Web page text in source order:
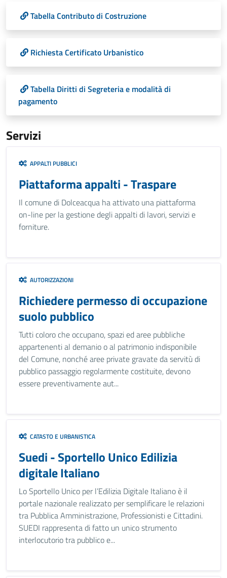
Tabella Contributo di Costruzione
Richiesta Certificato Urbanistico
Tabella Diritti di Segreteria e modalità di
pagamento
Servizi
APPALTI PUBBLICI
Piattaforma appalti - Traspare
Il comune di Dolceacqua ha attivato una piattaforma
on-line per la gestione degli appalti di lavori, servizi e
forniture.
AUTORIZZAZIONI
Richiedere permesso di occupazione
suolo pubblico
Tutti coloro che occupano, spazi ed aree pubbliche
appartenenti al demanio o al patrimonio indisponibile
del Comune, nonché aree private gravate da servitù di
pubblico passaggio regolarmente costituite, devono
essere preventivamente aut...
CATASTO E URBANISTICA
Suedi - Sportello Unico Edilizia
digitale Italiano
Lo Sportello Unico per l’Edilizia Digitale Italiano è il
portale nazionale realizzato per semplificare le relazioni
tra Pubblica Amministrazione, Professionisti e Cittadini.
SUEDI rappresenta di fatto un unico strumento
interlocutorio tra pubblico e...